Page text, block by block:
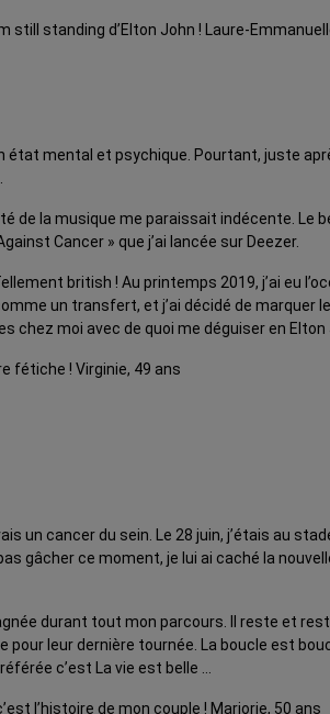
still standing d’Elton John ! Laure-
état mental et psychique. Pourtant, juste
de la musique me paraissait indécente. Le
Cancer » que j’ai lancée sur Deezer.
british ! Au printemps 2019, j’ai eu
un transfert, et j’ai décidé de
chez moi avec de quoi me déguiser en
fétiche ! Virginie, 49 ans
un cancer du sein. Le 28 juin, j’étais au
gâcher ce moment, je lui ai caché la
durant tout mon parcours. Il reste et
leur dernière tournée. La boucle est
c’est La vie est belle …
l’histoire de mon couple ! Marjorie, 50 ans